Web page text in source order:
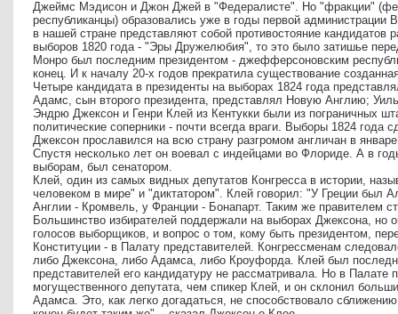
Джеймс Мэдисон и Джон Джей в "Федералисте". Но "фракции"
республиканцы) образовались уже в годы первой администрации
в нашей стране представляют собой противостояние кандидатов
выборов 1820 года - "Эры Дружелюбия", то это было затишье
Монро был последним президентом - джефферсоновским
конец. И к началу 20-х годов прекратила существование
Четыре кандидата в президенты на выборах 1824 года
Адамс, сын второго президента, представлял Новую Англию;
Эндрю Джексон и Генри Клей из Кентукки были из пограничных
политические соперники - почти всегда враги. Выборы 1824 года
Джексон прославился на всю страну разгромом англичан в
Спустя несколько лет он воевал с индейцами во Флориде. А в
выборам, был сенатором.
Клей, один из самых видных депутатов Конгресса в истории,
человеком в мире" и "диктатором". Клей говорил: "У Греции был
Англии - Кромвель, у Франции - Бонапарт. Таким же правителем
Большинство избирателей поддержали на выборах Джексона, но
голосов выборщиков, и вопрос о том, кому быть президентом,
Конституции - в Палату представителей. Конгрессменам
либо Джексона, либо Адамса, либо Кроуфорда. Клей был
представителей его кандидатуру не рассматривала. Но в Палате
могущественного депутата, чем спикер Клей, и он склонил
Адамса. Это, как легко догадаться, не способствовало